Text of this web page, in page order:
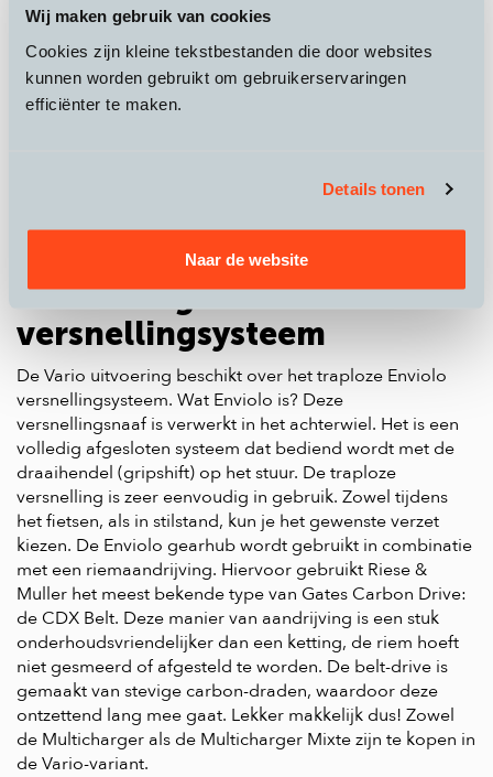
Wij maken gebruik van cookies
Cookies zijn kleine tekstbestanden die door websites
kunnen worden gebruikt om gebruikerservaringen
efficiënter te maken.
Details tonen
Naar de website
En dan hebben we ook nog drie verschillende modellen:
de
Riese & Müller Multicharger
Riese & Müller
Multicharger Mixte en de Riese & Müller GT Family
Tip van QicQ: kies de Mixte-variant met lage instap voor
De Multicharger kopen? Bij QicQ stel je ’m helemaal naar
Riese en Müller
Multicharger Enviolo
versnellingsysteem
De Vario uitvoering beschikt over het traploze Enviolo
versnellingsysteem. Wat Enviolo is? Deze
versnellingsnaaf is verwerkt in het achterwiel. Het is een
volledig afgesloten systeem dat bediend wordt met de
draaihendel (gripshift) op het stuur. De traploze
versnelling is zeer eenvoudig in gebruik. Zowel tijdens
het fietsen, als in stilstand, kun je het gewenste verzet
kiezen. De Enviolo gearhub wordt gebruikt in combinatie
met een riemaandrijving. Hiervoor gebruikt Riese &
Muller het meest bekende type van Gates Carbon Drive:
de CDX Belt. Deze manier van aandrijving is een stuk
onderhoudsvriendelijker dan een ketting, de riem hoeft
niet gesmeerd of afgesteld te worden. De belt-drive is
gemaakt van stevige carbon-draden, waardoor deze
ontzettend lang mee gaat. Lekker makkelijk dus! Zowel
de Multicharger als de Multicharger Mixte zijn te kopen in
de Vario-variant.